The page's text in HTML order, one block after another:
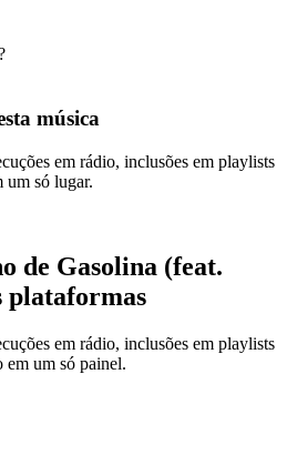
música
em rádio, inclusões em playlists
um só lugar.
de Gasolina (feat.
plataformas
em rádio, inclusões em playlists
um só painel.